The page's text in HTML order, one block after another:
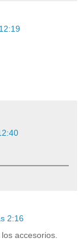
2:16
accesorios.